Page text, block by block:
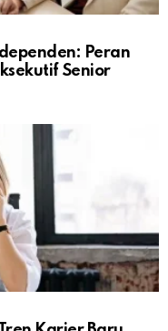
Peran
Senior